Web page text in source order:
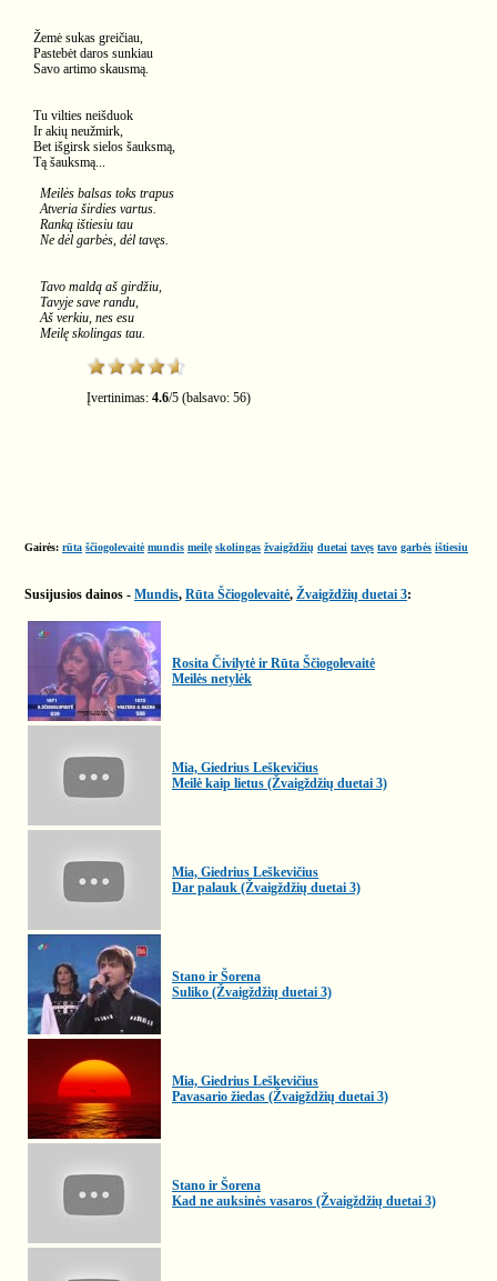
Žemė sukas greičiau,
Pastebėt daros sunkiau
Savo artimo skausmą.
Tu vilties neišduok
Ir akių neužmirk,
Bet išgirsk sielos šauksmą,
Tą šauksmą...
Meilės balsas toks trapus
Atveria širdies vartus.
Ranką ištiesiu tau
Ne dėl garbės, dėl tavęs.
Tavo maldą aš girdžiu,
Tavyje save randu,
Aš verkiu, nes esu
Meilę skolingas tau.
Įvertinimas: 4.6/5 (balsavo: 56)
Gairės: rūta ščiogolevaitė mundis meilę skolingas žvaigždžių duetai tavęs tavo garbės ištiesiu
Susijusios dainos - Mundis, Rūta Ščiogolevaitė, Žvaigždžių duetai 3:
Rosita Čivilytė ir Rūta Ščiogolevaitė
Meilės netylėk
Mia, Giedrius Leškevičius
Meilė kaip lietus (Žvaigždžių duetai 3)
Mia, Giedrius Leškevičius
Dar palauk (Žvaigždžių duetai 3)
Stano ir Šorena
Suliko (Žvaigždžių duetai 3)
Mia, Giedrius Leškevičius
Pavasario žiedas (Žvaigždžių duetai 3)
Stano ir Šorena
Kad ne auksinės vasaros (Žvaigždžių duetai 3)